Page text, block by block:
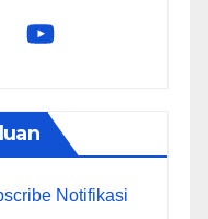
Notifikasi